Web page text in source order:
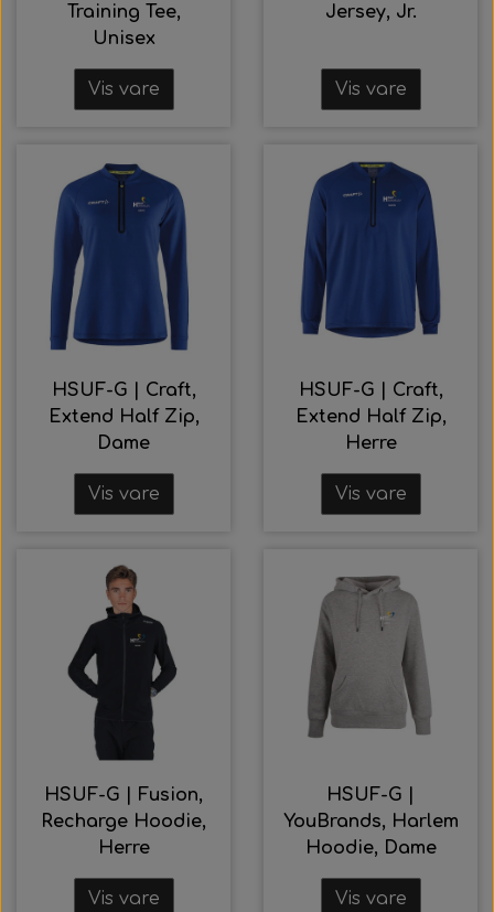
Training Tee,
Unisex
Vis vare
Jersey, Jr.
Vis vare
HSUF-G | Craft,
Extend Half Zip,
Dame
Vis vare
HSUF-G | Craft,
Extend Half Zip,
Herre
Vis vare
HSUF-G | Fusion,
Recharge Hoodie,
Herre
Vis vare
HSUF-G |
YouBrands, Harlem
Hoodie, Dame
Vis vare